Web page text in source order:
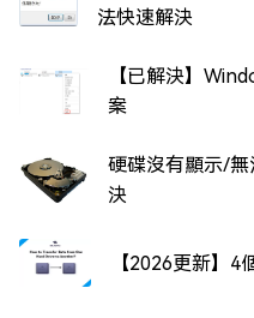
法快速解決
【已解決】
案
硬碟沒有顯示/
決
【2026更新】